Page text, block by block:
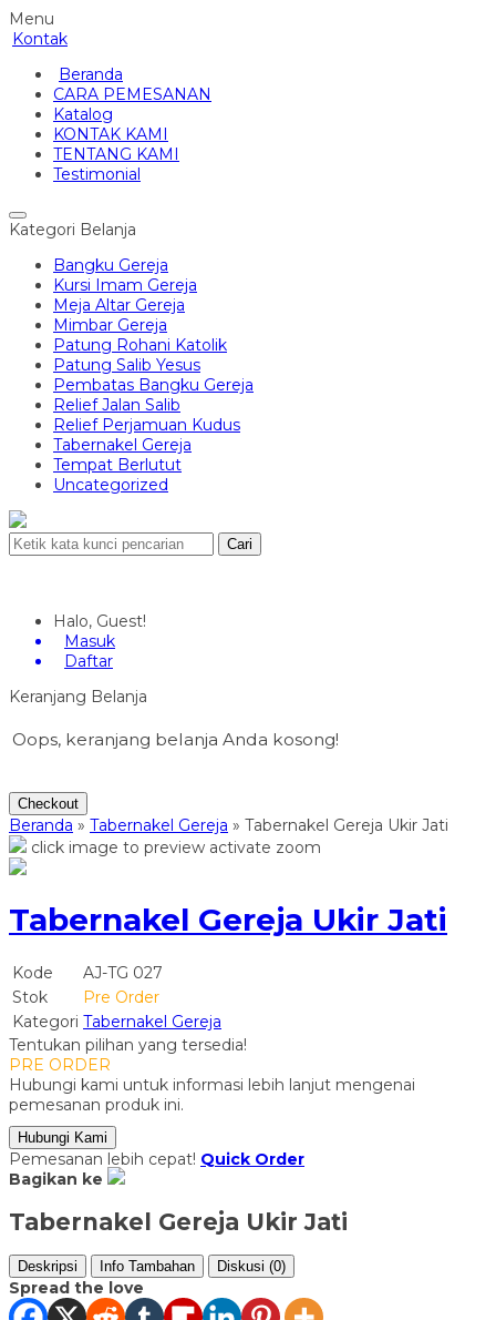
Menu
Kontak
Beranda
CARA PEMESANAN
Katalog
KONTAK KAMI
TENTANG KAMI
Testimonial
Kategori Belanja
Bangku Gereja
Kursi Imam Gereja
Meja Altar Gereja
Mimbar Gereja
Patung Rohani Katolik
Patung Salib Yesus
Pembatas Bangku Gereja
Relief Jalan Salib
Relief Perjamuan Kudus
Tabernakel Gereja
Tempat Berlutut
Uncategorized
Cari
Halo, Guest!
Masuk
Daftar
Keranjang Belanja
Oops, keranjang belanja Anda kosong!
Checkout
Beranda » Tabernakel Gereja » Tabernakel Gereja Ukir Jati
click image to preview activate zoom
Tabernakel Gereja Ukir Jati
Kode
AJ-TG 027
Stok
Pre Order
Kategori Tabernakel Gereja
Tentukan pilihan yang tersedia!
PRE ORDER
Hubungi kami untuk informasi lebih lanjut mengenai
pemesanan produk ini.
Hubungi Kami
Pemesanan lebih cepat! Quick Order
Bagikan ke
Tabernakel Gereja Ukir Jati
Deskripsi Info Tambahan Diskusi (0)
Spread the love